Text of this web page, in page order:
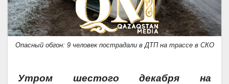
Опасный обгон: 9 человек пострадали в ДТП на трассе в СКО
Утром шестого декабря на